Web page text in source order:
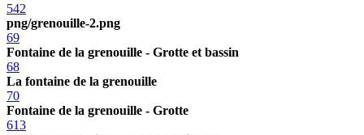
542
png/grenouille-2.png
69
Fontaine de la grenouille - Grotte et bassin
68
La fontaine de la grenouille
70
Fontaine de la grenouille - Grotte
613